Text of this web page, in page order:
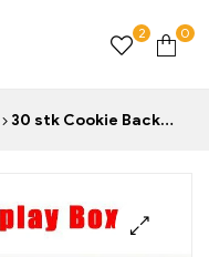
2 0
30 stk Cookie Back woods 900mAh VV Vapes Batterier forvarmningsspænding justerbar med USB-oplader passer til tykke oliepatroner tank